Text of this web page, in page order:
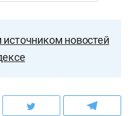
новостей